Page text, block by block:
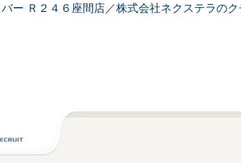
ー Ｒ２４６座間店／株式会社ネクステラの